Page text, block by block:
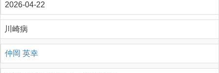
2026-04-22
川崎病
仲岡 英幸